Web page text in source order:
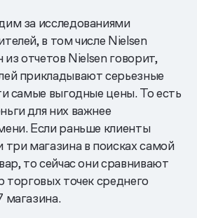
за исследованиями
в том числе Nielsen
отчетов Nielsen говорит,
прикладывают серьезные
самые выгодные цены. То есть
для них важнее
Если раньше клиенты
магазина в поисках самой
то сейчас они сравнивают
торговых точек среднего
магазина.